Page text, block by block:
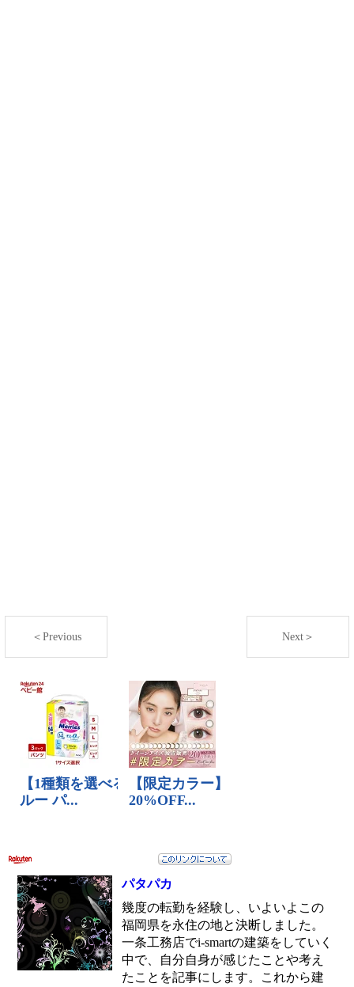
＜Previous Next＞
パタパカ
幾度の転勤を経験し、いよいよこの
福岡県を永住の地と決断しました。
一条工務店でi-smartの建築をしていく
中で、自分自身が感じたことや考え
たことを記事にします。これから建